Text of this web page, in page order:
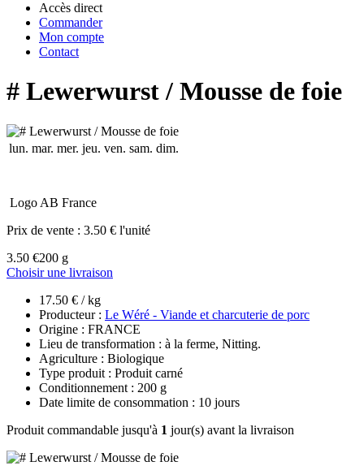
Accès direct
Commander
Mon compte
Contact
# Lewerwurst / Mousse de foie
lun. mar. mer. jeu. ven. sam. dim.
Logo AB France
Prix de vente : 3.50 € l'unité
3.50 €200 g
Choisir une livraison
17.50 € / kg
Producteur : Le Wéré - Viande et charcuterie de porc
Origine : FRANCE
Lieu de transformation : à la ferme, Nitting.
Agriculture : Biologique
Type produit : Produit carné
Conditionnement : 200 g
Date limite de consommation : 10 jours
Produit commandable jusqu'à 1 jour(s) avant la livraison